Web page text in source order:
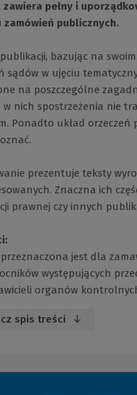
zawiera pełny i
zamówień publicznych.
bazując na
sądów w ujęciu
na poszczególne
nich spostrzeżenia nie
Ponadto układ orzeczeń
prezentuje teksty
Znaczna ich
prawnej czy innych
przeznaczona jest dla
występujących
organów
spis treści